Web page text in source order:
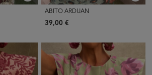
ABITO ARDUAN
39,00 €